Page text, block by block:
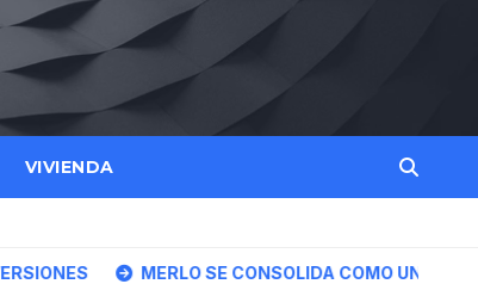
VIVIENDA
MERLO SE CONSOLIDA COMO UN CENTRO